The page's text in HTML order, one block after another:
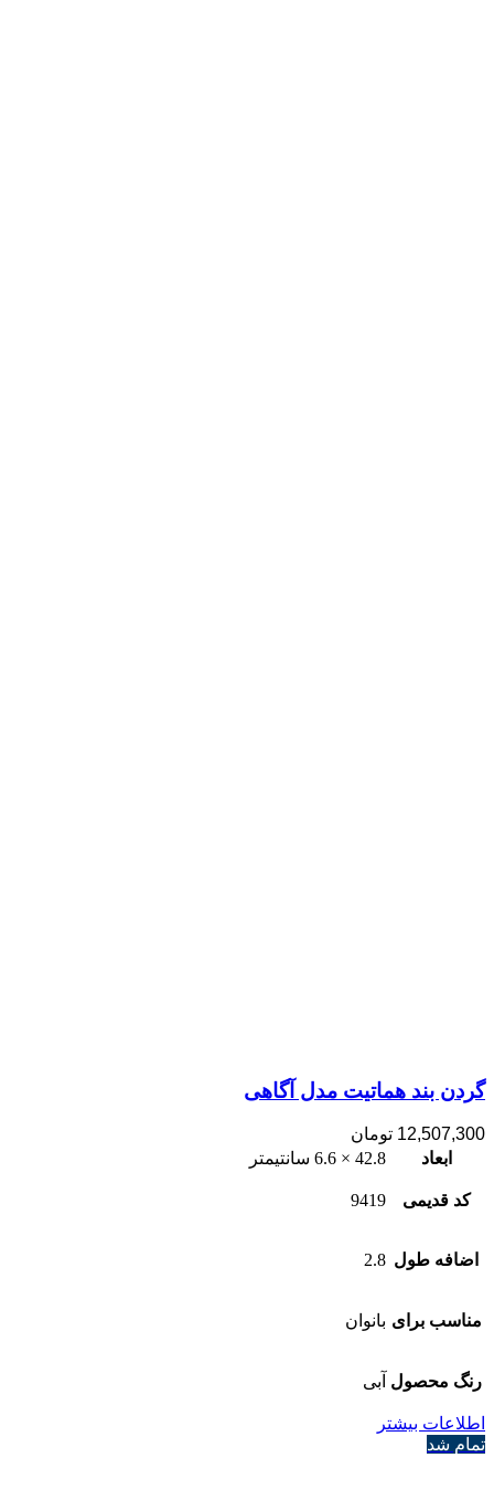
گردن بند هماتیت مدل آگاهی
12,507,300 تومان
ابعاد
42.8 × 6.6 سانتیمتر
کد قدیمی 9419
اضافه طول 2.8
مناسب برای بانوان
رنگ محصول آبی
اطلاعات بیشتر
تمام شد